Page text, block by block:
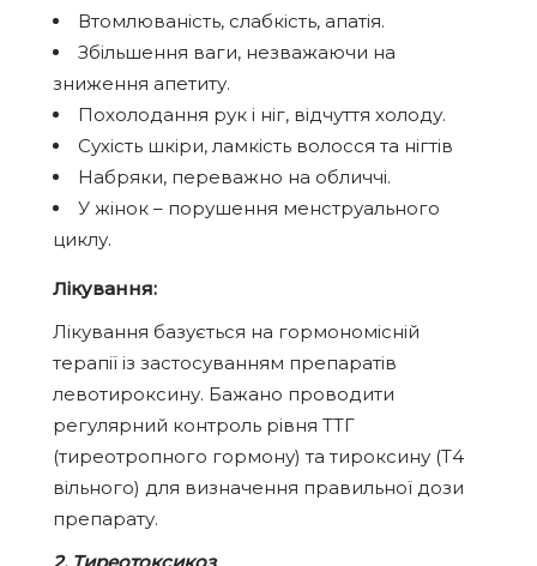
Втомлюваність, слабкість, апатія.
Збільшення ваги, незважаючи на
зниження апетиту.
Похолодання рук і ніг, відчуття холоду.
Сухість шкіри, ламкість волосся та нігтів
Набряки, переважно на обличчі.
У жінок – порушення менструального
циклу.
Лікування:
Лікування базується на гормономісній
терапії із застосуванням препаратів
левотироксину. Бажано проводити
регулярний контроль рівня ТТГ
(тиреотропного гормону) та тироксину (Т4
вільного) для визначення правильної дози
препарату.